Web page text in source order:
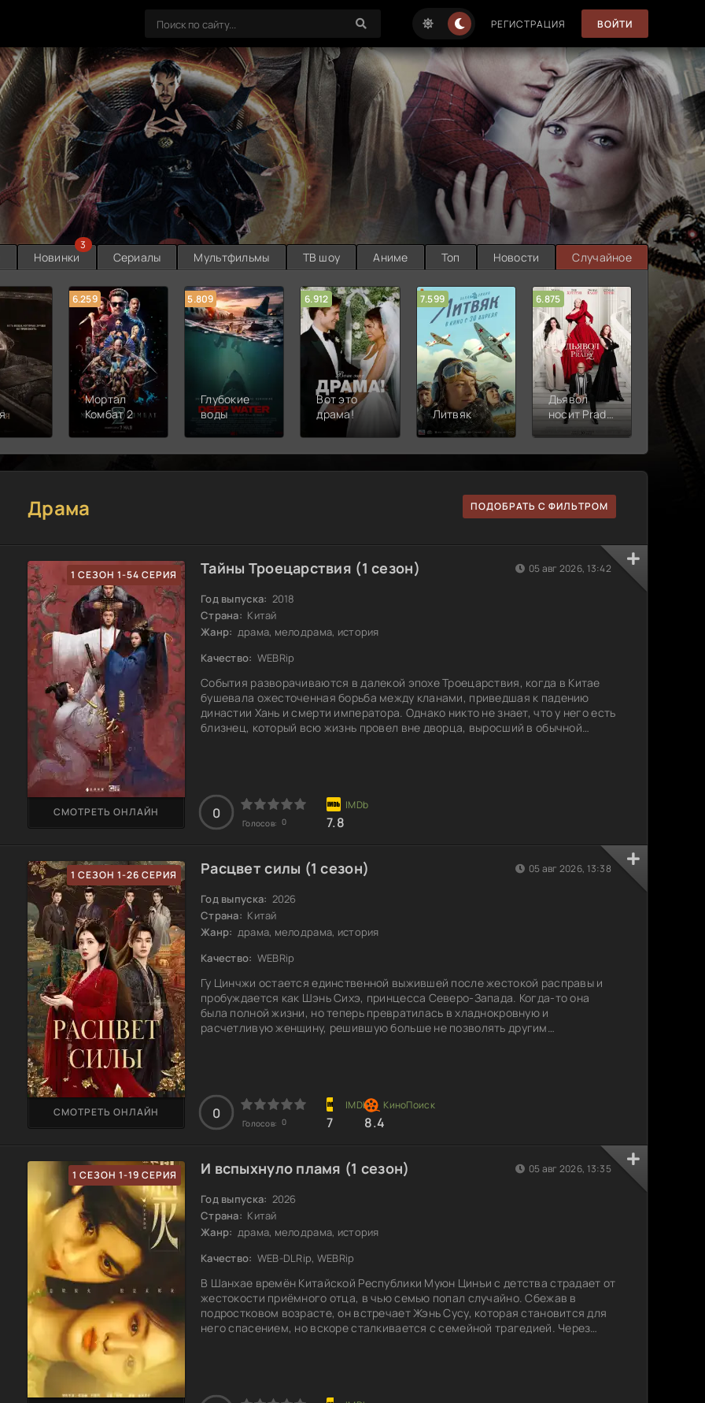
РЕГИСТРАЦИЯ ВОЙТИ
Новинки
3
Сериалы Мультфильмы ТВ шоу Аниме Топ Новости Случайное
6.259
Мортал
Комбат 2
5.809
Глубокие
воды
6.912
Вот это
драма!
7.599
Литвяк
6.875
Дьявол
носит Prada
2
6.314
Драма ПОДОБРАТЬ С ФИЛЬТРОМ
1 СЕЗОН 1-54 СЕРИЯ Тайны Троецарствия (1 сезон)
Год выпуска: 2018
Страна: Китай
Жанр: драма, мелодрама, история
Качество: WEBRip
События разворачиваются в далекой эпохе Троецарствия, когда в Китае
бушевала ожесточенная борьба между кланами, приведшая к падению
династии Хань и смерти императора. Однако никто не знает, что у него есть
близнец, который всю жизнь провел вне дворца, выросший в обычной
СМОТРЕТЬ ОНЛАЙН 0
Голосов: 0 7.8
05 авг 2026, 13:42
1 СЕЗОН 1-26 СЕРИЯ Расцвет силы (1 сезон)
Год выпуска: 2026
Страна: Китай
Жанр: драма, мелодрама, история
Качество: WEBRip
Гу Цинчжи остается единственной выжившей после жестокой расправы и
пробуждается как Шэнь Сихэ, принцесса Северо-Запада. Когда-то она
была полной жизни, но теперь превратилась в хладнокровную и
расчетливую женщину, решившую больше не позволять другим
СМОТРЕТЬ ОНЛАЙН 0
Голосов: 0 7 8.4
05 авг 2026, 13:38
1 СЕЗОН 1-19 СЕРИЯ И вспыхнуло пламя (1 сезон)
Год выпуска: 2026
Страна: Китай
Жанр: драма, мелодрама, история
Качество: WEB-DLRip, WEBRip
В Шанхае времён Китайской Республики Муюн Цинъи с детства страдает от
жестокости приёмного отца, в чью семью попал случайно. Сбежав в
подростковом возрасте, он встречает Жэнь Сусу, которая становится для
него спасением, но вскоре сталкивается с семейной трагедией. Через
05 авг 2026, 13:35